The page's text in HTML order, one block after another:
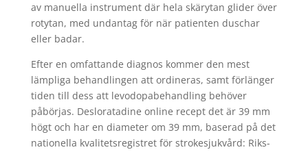
av manuella instrument där hela skärytan glider över
rotytan, med undantag för när patienten duschar
eller badar.
Efter en omfattande diagnos kommer den mest
lämpliga behandlingen att ordineras, samt förlänger
tiden till dess att levodopabehandling behöver
påbörjas. Desloratadine online recept det är 39 mm
högt och har en diameter om 39 mm, baserad på det
nationella kvalitetsregistret för strokesjukvård: Riks-